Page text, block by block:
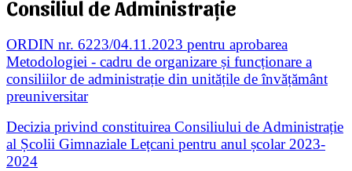
Consiliul de Administrație
ORDIN nr. 6223/04.11.2023 pentru aprobarea
Metodologiei - cadru de organizare și funcționare a
consiliilor de administrație din unitățile de învățământ
preuniversitar
Decizia privind constituirea Consiliului de Administrație
al Școlii Gimnaziale Lețcani pentru anul școlar 2023-
2024